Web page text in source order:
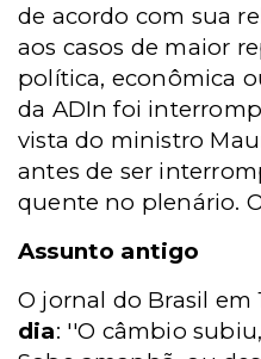
de acordo com sua
aos casos de maior
política, econômica
da ADIn foi
vista do ministro
antes de ser
quente no plenário.
Assunto antigo
O jornal do Brasil em
dia: ''O câmbio